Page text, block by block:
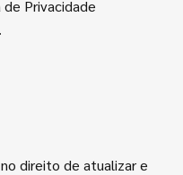
Privacidade
no direito de atualizar e